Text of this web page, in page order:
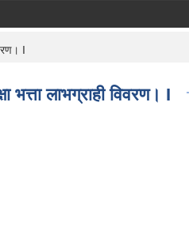
I
लाभग्राही विवरण। I